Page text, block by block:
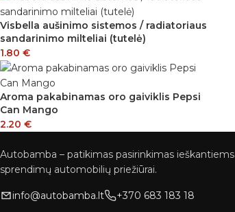
Visbella aušinimo sistemos / radiatoriaus
sandarinimo milteliai (tutelė)
1.80 €
Aroma pakabinamas oro gaiviklis Pepsi
Can Mango
2.20 €
Autobamba – patikimas pasirinkimas ieškantiems
sprendimų automobilių priežiūrai.
info@autobamba.lt +370 683 183 18